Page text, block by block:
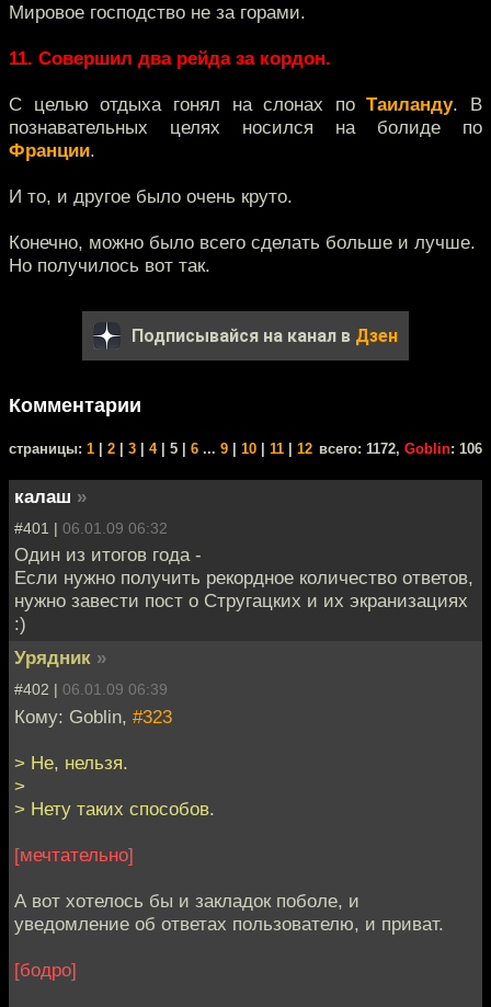
Мировое господство не за горами.
11. Совершил два рейда за кордон.
С целью отдыха гонял на слонах поТаиланду. В
познавательных целях носился на болиде по
Франции.
И то, и другое было очень круто.
Конечно, можно было всего сделать больше и лучше.
Но получилось вот так.
Подписывайся на канал в Дзен
Комментарии
cтраницы: 1 2 3 4| 5 | 6 ... 9 10 11 12 всего: 1172, Goblin: 106
калаш »
#401 | 06.01.09 06:32
Один из итогов года -
Если нужно получить рекордное количество ответов,
нужно завести пост о Стругацких и их экранизациях
:)
Урядник »
#402 | 06.01.09 06:39
Кому: Goblin, #323
> Не, нельзя.
>
> Нету таких способов.
[мечтательно]
А вот хотелось бы и закладок поболе, и
уведомление об ответах пользователю, и приват.
[бодро]